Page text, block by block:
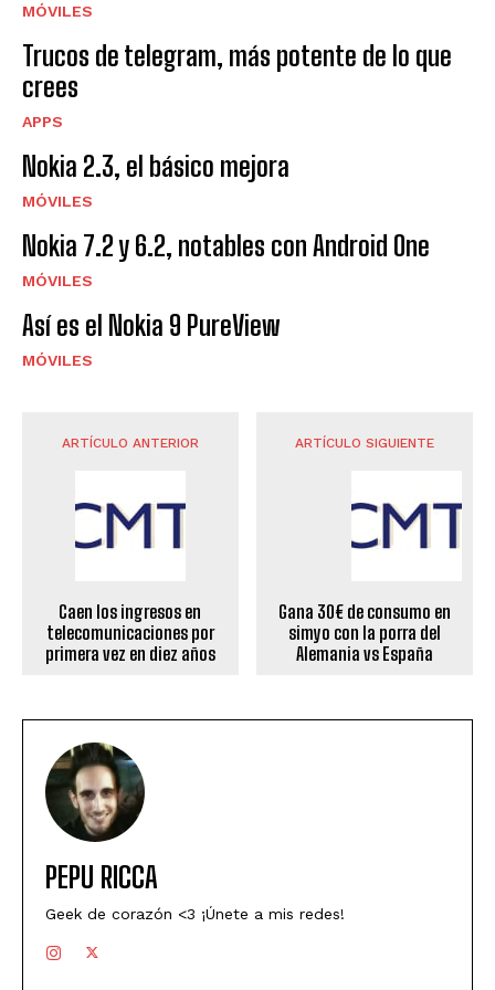
MÓVILES
Trucos de telegram, más potente de lo que
crees
APPS
Nokia 2.3, el básico mejora
MÓVILES
Nokia 7.2 y 6.2, notables con Android One
MÓVILES
Así es el Nokia 9 PureView
MÓVILES
ARTÍCULO ANTERIOR
Caen los ingresos en
telecomunicaciones por
primera vez en diez años
ARTÍCULO SIGUIENTE
Gana 30€ de consumo en
simyo con la porra del
Alemania vs España
PEPU RICCA
Geek de corazón <3 ¡Únete a mis redes!